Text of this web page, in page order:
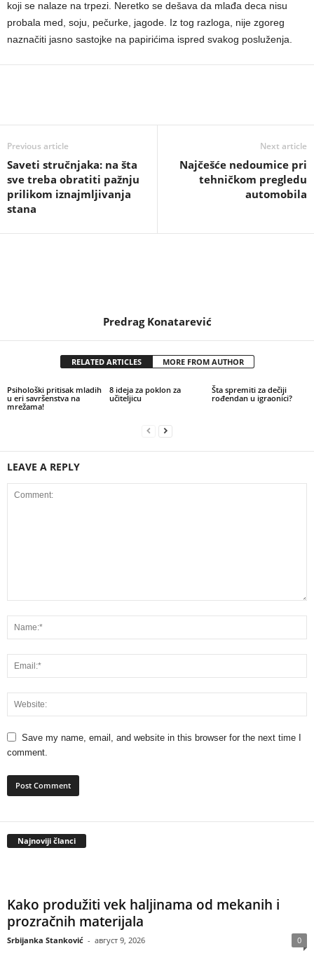
koji se nalaze na trpezi. Neretko se dešava da mlađa deca nisu
probala med, soju, pečurke, jagode. Iz tog razloga, nije zgoreg
naznačiti jasno sastojke na papirićima ispred svakog posluženja.
Previous article
Saveti stručnjaka: na šta
sve treba obratiti pažnju
prilikom iznajmljivanja
stana
Next article
Najčešće nedoumice pri
tehničkom pregledu
automobila
Predrag Konatarević
RELATED ARTICLES MORE FROM AUTHOR
Psihološki pritisak mladih
u eri savršenstva na
mrežama!
8 ideja za poklon za
učiteljicu
Šta spremiti za dečiji
rođendan u igraonici?
LEAVE A REPLY
Save my name, email, and website in this browser for the next time I
comment.
Najnoviji članci
Kako produžiti vek haljinama od mekanih i
prozračnih materijala
Srbijanka Stanković - август 9, 2026 0